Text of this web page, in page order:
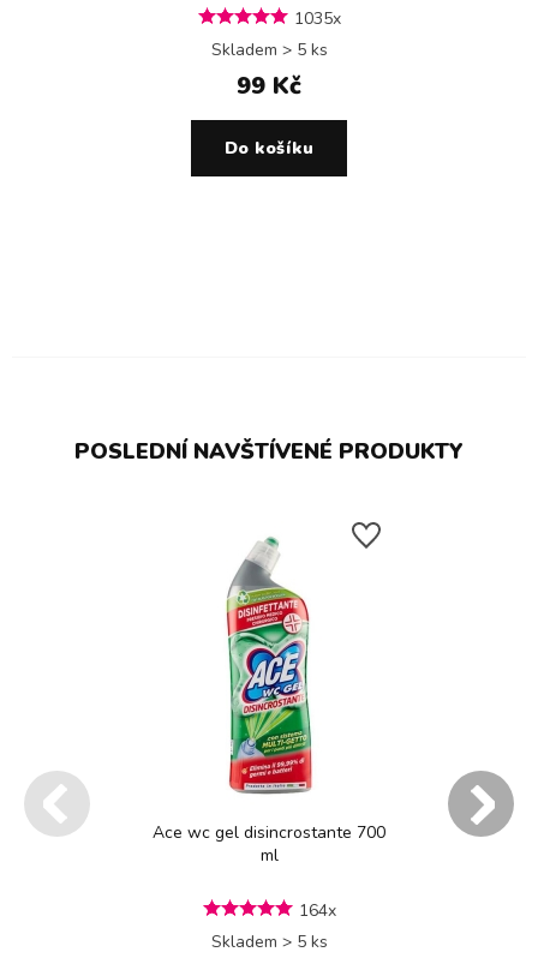
1035x
Skladem > 5 ks
99 Kč
Do košíku
POSLEDNÍ NAVŠTÍVENÉ PRODUKTY
Ace wc gel disincrostante 700
ml
164x
Skladem > 5 ks